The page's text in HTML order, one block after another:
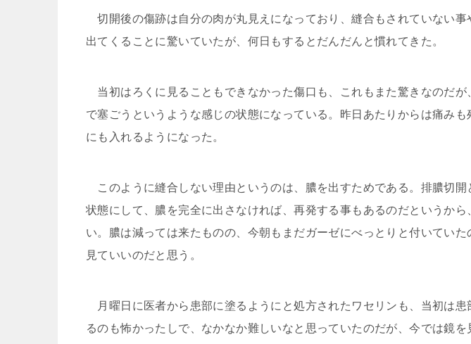
切開後の傷跡は自分の肉が丸見えになっており、縫合もされていない事
出てくることに驚いていたが、何日もするとだんだんと慣れてきた。
当初はろくに見ることもできなかった傷口も、これもまた驚きなのだが
で塞ごうというような感じの状態になっている。昨日あたりからは痛み
にも入れるようになった。
このように縫合しない理由というのは、膿を出すためである。排膿切開
状態にして、膿を完全に出さなければ、再発する事もあるのだというか
い。膿は減っては来たものの、今朝もまだガーゼにべっとりと付いてい
見ていいのだと思う。
月曜日に医者から患部に塗るようにと処方されたワセリンも、当初は患
るのも怖かったしで、なかなか難しいなと思っていたのだが、今では鏡